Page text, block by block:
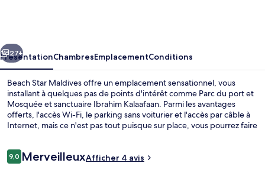
Suivant
27+
PrésentationChambresEmplacementConditions
Beach Star Maldives offre un emplacement sensationnel, vous
installant à quelques pas de points d'intérêt comme Parc du port et
Mosquée et sanctuaire Ibrahim Kalaafaan. Parmi les avantages
offerts, l'accès Wi-Fi, le parking sans voiturier et l'accès par câble à
Internet, mais ce n'est pas tout puisque sur place, vous pourrez faire
une terrasse et un jardin.
Avis
voyageurs
9,09,0 sur 10
MerveilleuxAfficher 4 avis